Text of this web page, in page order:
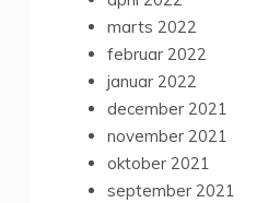
marts 2022
februar 2022
januar 2022
december 2021
november 2021
oktober 2021
september 2021